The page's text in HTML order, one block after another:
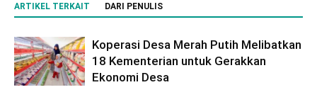
ARTIKEL TERKAIT DARI PENULIS
Koperasi Desa Merah Putih Melibatkan
18 Kementerian untuk Gerakkan
Ekonomi Desa